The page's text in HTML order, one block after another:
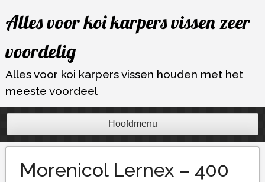
naar
inhoud
Alles voor koi karpers vissen zeer
voordelig
Alles voor koi karpers vissen houden met het
meeste voordeel
Hoofdmenu
Morenicol Lernex – 400